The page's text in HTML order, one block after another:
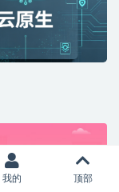
我的 顶部